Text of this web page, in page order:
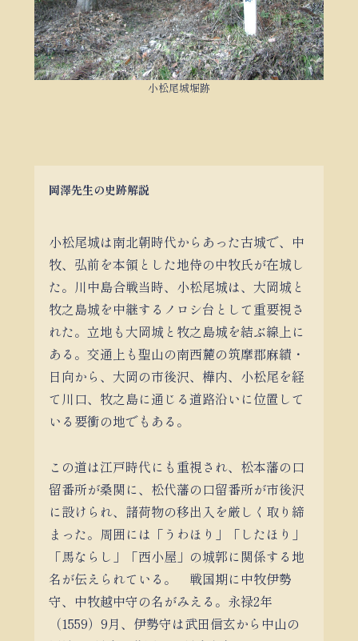
小松尾城堀跡
岡澤先生の史跡解説
小松尾城は南北朝時代からあった古城で、中
牧、弘前を本領とした地侍の中牧氏が在城し
た。川中島合戦当時、小松尾城は、大岡城と
牧之島城を中継するノロシ台として重要視さ
れた。立地も大岡城と牧之島城を結ぶ線上に
ある。交通上も聖山の南西麓の筑摩郡麻績・
日向から、大岡の市後沢、樺内、小松尾を経
て川口、牧之島に通じる道路沿いに位置して
いる要衝の地でもある。
この道は江戸時代にも重視され、松本藩の口
留番所が桑関に、松代藩の口留番所が市後沢
に設けられ、諸荷物の移出入を厳しく取り締
まった。周囲には「うわほり」「したほり」
「馬ならし」「西小屋」の城郭に関係する地
名が伝えられている。 戦国期に中牧伊勢
守、中牧越中守の名がみえる。永禄2年
（1559）9月、伊勢守は武田信玄から中山の